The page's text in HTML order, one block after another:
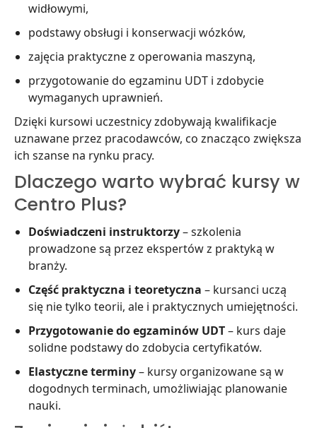
widłowymi,
podstawy obsługi i konserwacji wózków,
zajęcia praktyczne z operowania maszyną,
przygotowanie do egzaminu UDT i zdobycie
wymaganych uprawnień.
Dzięki kursowi uczestnicy zdobywają kwalifikacje
uznawane przez pracodawców, co znacząco zwiększa
ich szanse na rynku pracy.
Dlaczego warto wybrać kursy w
Centro Plus?
Doświadczeni instruktorzy– szkolenia
prowadzone są przez ekspertów z praktyką w
branży.
Część praktyczna i teoretyczna – kursanci uczą
się nie tylko teorii, ale i praktycznych umiejętności.
Przygotowanie do egzaminów UDT– kurs daje
solidne podstawy do zdobycia certyfikatów.
Elastyczne terminy– kursy organizowane są w
dogodnych terminach, umożliwiając planowanie
nauki.